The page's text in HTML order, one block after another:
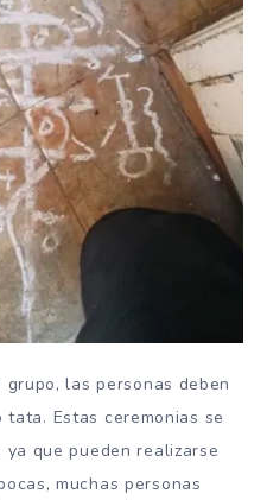
las personas deben
Estas ceremonias se
que pueden realizarse
muchas personas